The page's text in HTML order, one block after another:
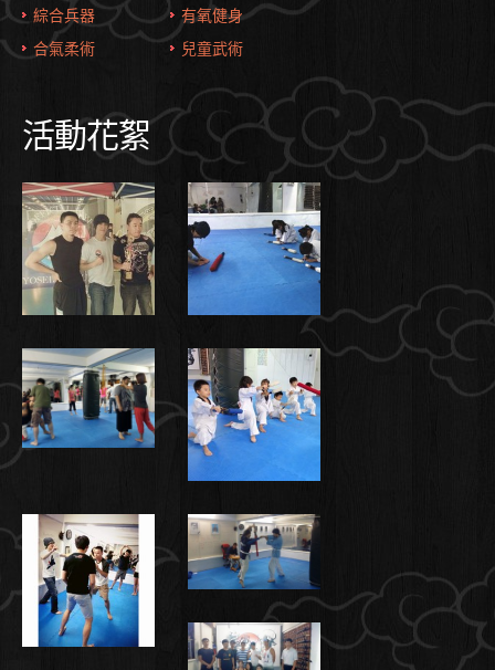
綜合兵器
合氣柔術
有氧健身
兒童武術
活動花絮